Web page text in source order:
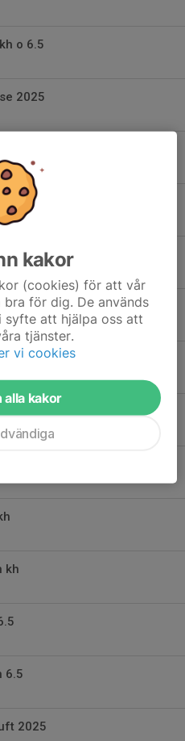
o 6.5
2025
2025
2025
2025-2026
2025
kh
6.5
2025
kakor
(cookies) för att vår
för dig. De används
syfte att hjälpa oss att
tjänster.
vi cookies
alla kakor